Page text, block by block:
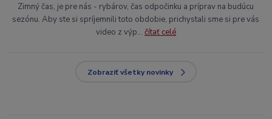
Zimný čas, je pre nás - rybárov, čas odpočinku a príprav na budúcu
sezónu. Aby ste si spríjemnili toto obdobie, prichystali sme si pre vás
video z výp... čítať celé
Zobraziť všetky novinky